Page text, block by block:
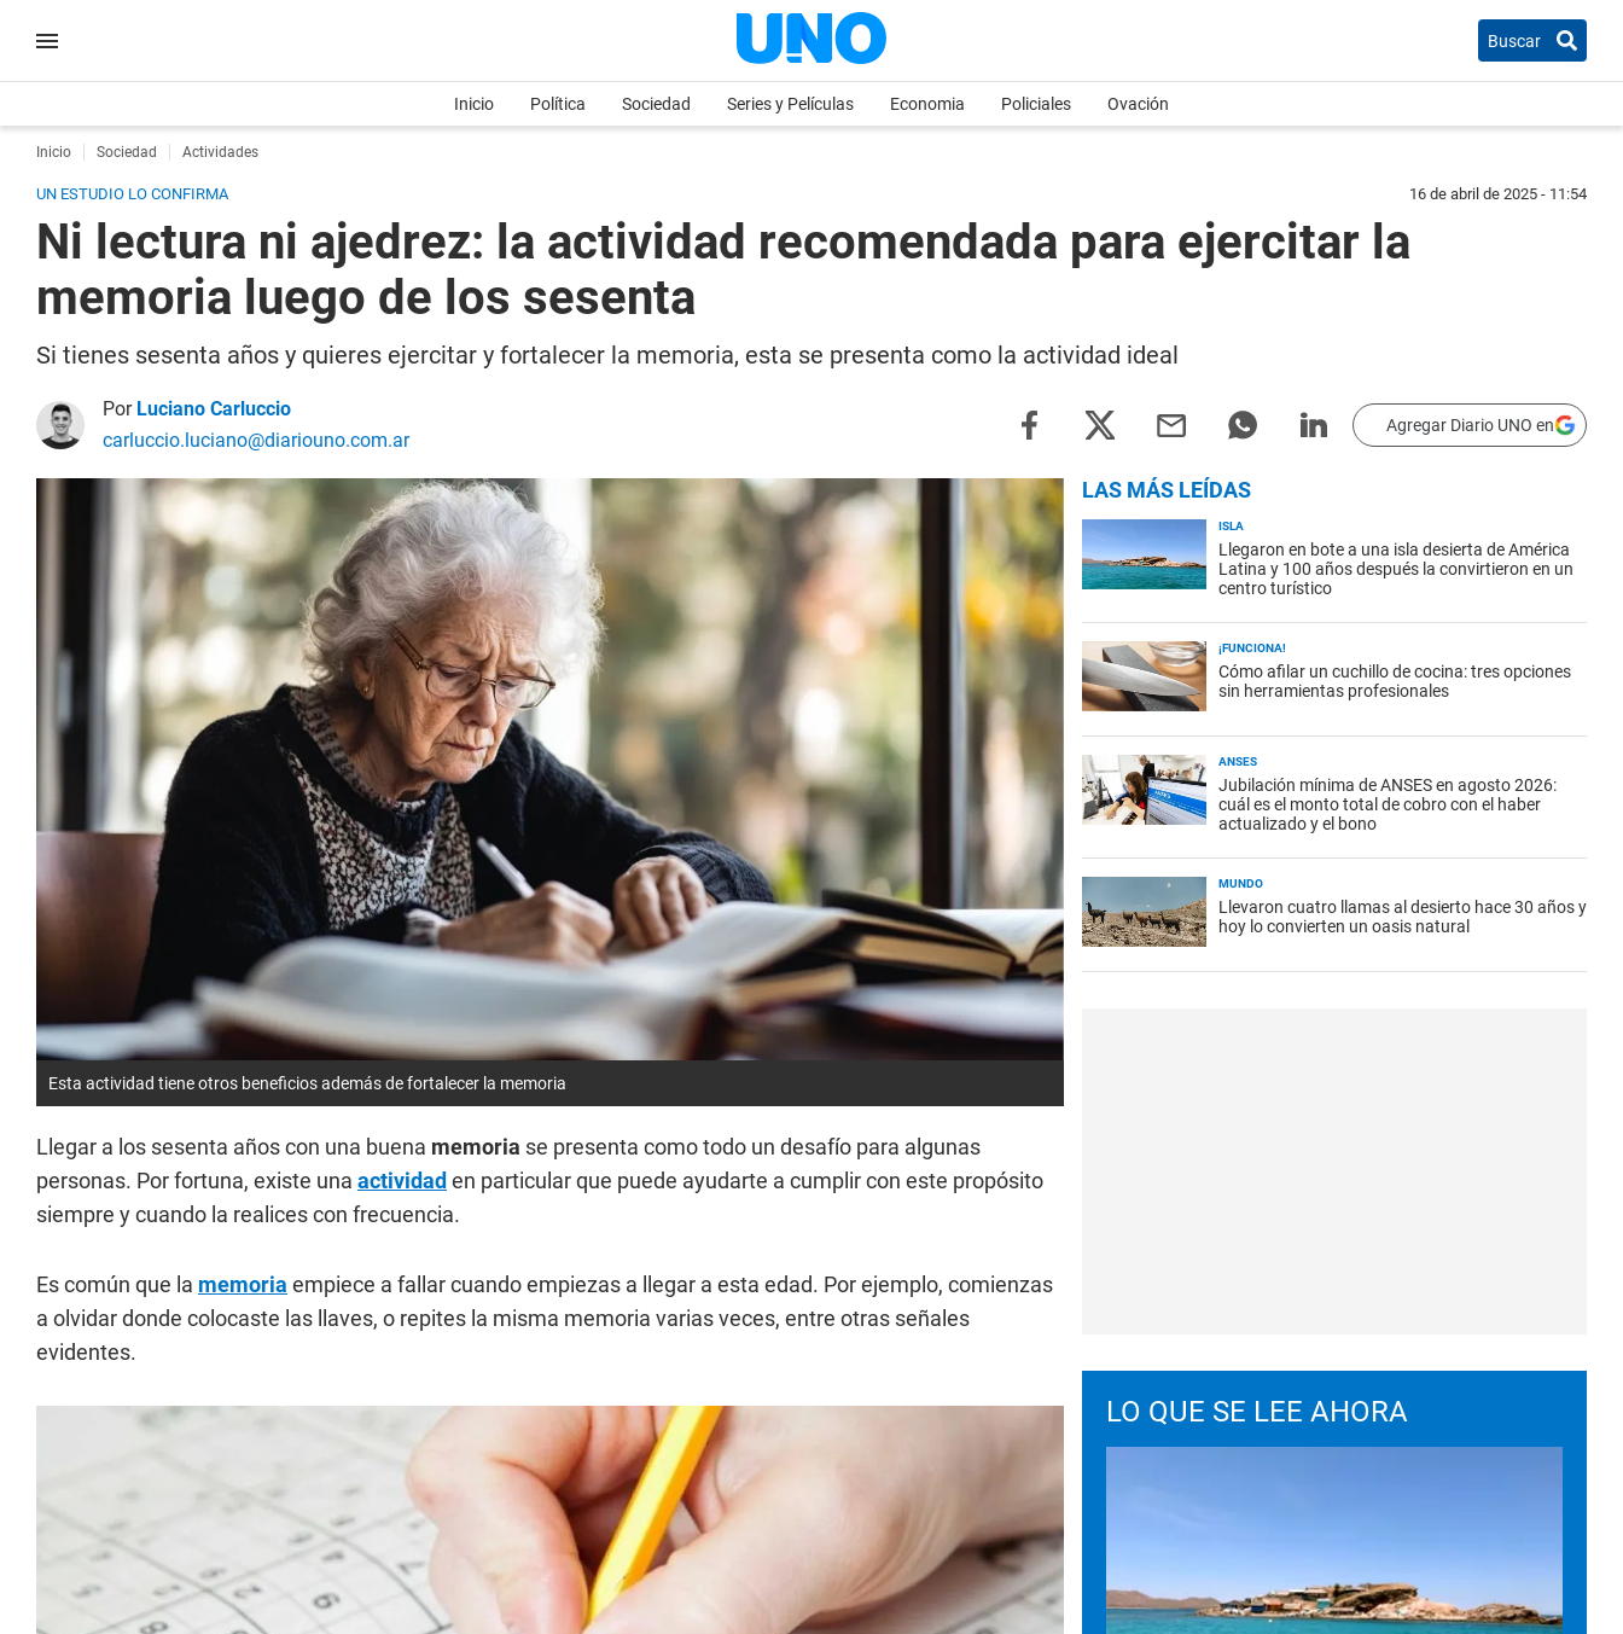
Buscar
Inicio Política Sociedad Series y Películas Economia Policiales Ovación
Inicio Sociedad Actividades
UN ESTUDIO LO CONFIRMA 16 de abril de 2025 - 11:54
Ni lectura ni ajedrez: la actividad recomendada para ejercitar la
memoria luego de los sesenta
Si tienes sesenta años y quieres ejercitar y fortalecer la memoria, esta se presenta como la actividad ideal
Por Luciano Carluccio
carluccio.luciano@diariouno.com.ar
Agregar Diario UNO en
Esta actividad tiene otros beneficios además de fortalecer la memoria
Llegar a los sesenta años con una buena memoria se presenta como todo un desafío para algunas
personas. Por fortuna, existe una actividad en particular que puede ayudarte a cumplir con este propósito
siempre y cuando la realices con frecuencia.
Es común que la memoria empiece a fallar cuando empiezas a llegar a esta edad. Por ejemplo, comienzas
a olvidar donde colocaste las llaves, o repites la misma memoria varias veces, entre otras señales
evidentes.
LAS MÁS LEÍDAS
ISLA
Llegaron en bote a una isla desierta de América
Latina y 100 años después la convirtieron en un
centro turístico
¡FUNCIONA!
Cómo afilar un cuchillo de cocina: tres opciones
sin herramientas profesionales
ANSES
Jubilación mínima de ANSES en agosto 2026:
cuál es el monto total de cobro con el haber
actualizado y el bono
MUNDO
Llevaron cuatro llamas al desierto hace 30 años y
hoy lo convierten un oasis natural
LO QUE SE LEE AHORA